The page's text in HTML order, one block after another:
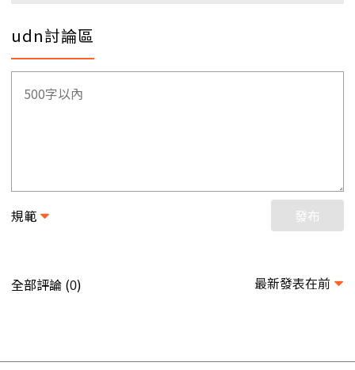
udn討論區
規範 發布
全部評論 (0) 最新發表在前